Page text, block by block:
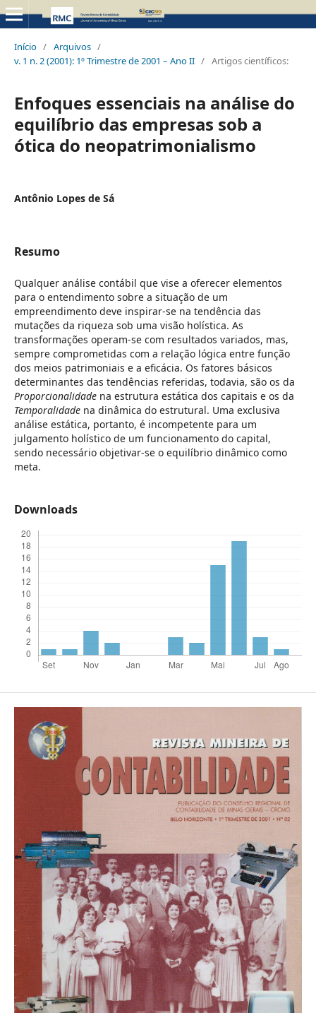
Início / Arquivos /
v. 1 n. 2 (2001): 1º Trimestre de 2001 – Ano II / Artigos científicos:
Enfoques essenciais na análise do
equilíbrio das empresas sob a
ótica do neopatrimonialismo
Antônio Lopes de Sá
Resumo
Qualquer análise contábil que vise a oferecer elementos
para o entendimento sobre a situação de um
empreendimento deve inspirar-se na tendência das
mutações da riqueza sob uma visão holística. As
transformações operam-se com resultados variados, mas,
sempre comprometidas com a relação lógica entre função
dos meios patrimoniais e a eficácia. Os fatores básicos
determinantes das tendências referidas, todavia, são os da
Proporcionalidadena estrutura estática dos capitais e os da
Temporalidade na dinâmica do estrutural. Uma exclusiva
análise estática, portanto, é incompetente para um
julgamento holístico de um funcionamento do capital,
sendo necessário objetivar-se o equilíbrio dinâmico como
meta.
Downloads